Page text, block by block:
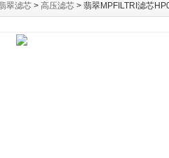
翠滤芯 > 高压滤芯 > 翡翠MPFILTRI滤芯